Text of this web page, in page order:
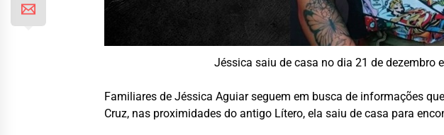
Jéssica saiu de casa no dia 21 de dezembro
Familiares de Jéssica Aguiar seguem em busca de informações
Cruz, nas proximidades do antigo Lítero, ela saiu de casa para